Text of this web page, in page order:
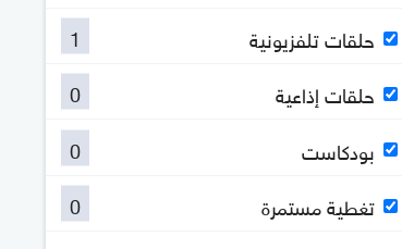
حلقات تلفزيونية
1
حلقات إذاعية
0
بودكاست
0
تغطية مستمرة
0